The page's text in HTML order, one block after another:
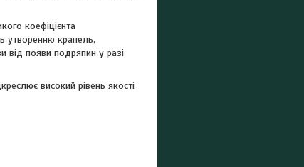
коефіцієнта
утворенню крапель,
від появи подряпин у разі
високий рівень якості